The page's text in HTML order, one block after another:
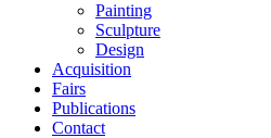
Painting
Sculpture
Design
Acquisition
Fairs
Publications
Contact